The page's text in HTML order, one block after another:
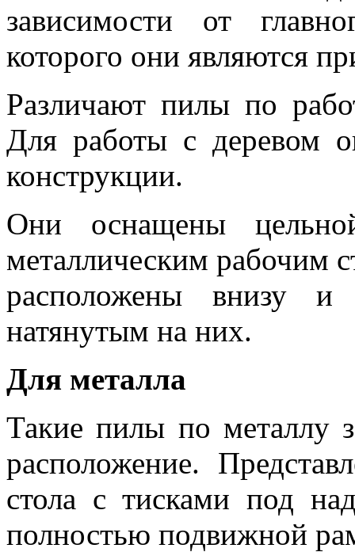
зависимости от
которого они являются
Различают пилы по
Для работы с деревом
конструкции.
Они оснащены
металлическим рабочим
расположены внизу и
натянутым на них.
Для металла
Такие пилы по металлу
расположение.
стола с тисками под
полностью подвижной